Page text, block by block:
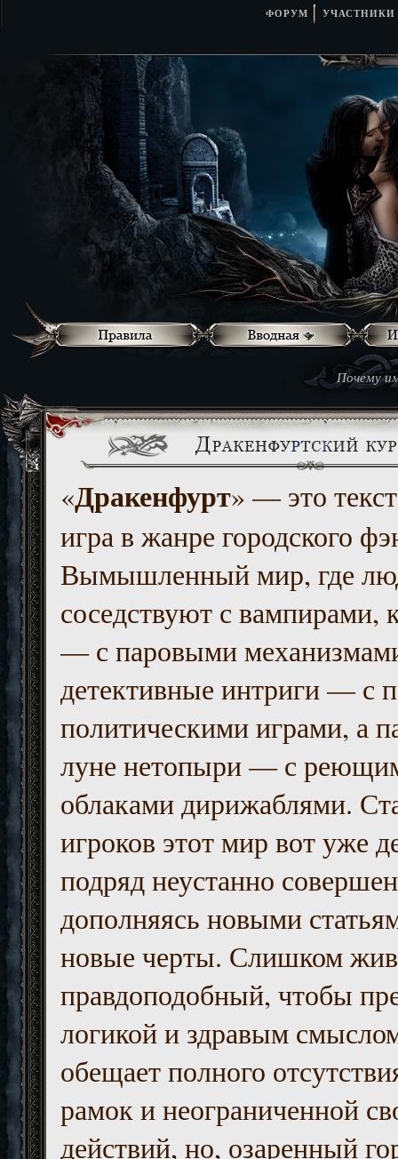
ФОРУМ УЧАСТНИКИ
Почему
«Дракенфурт» — это
игра в жанре городского
Вымышленный мир, где
соседствуют с вампирами,
— с паровыми
детективные интриги — с
политическими играми, а
луне нетопыри — с
облаками дирижаблями.
игроков этот мир вот уже
подряд неустанно
дополняясь новыми
новые черты. Слишком
правдоподобный, чтобы
логикой и здравым
обещает полного
рамок и неограниченной
действий, но, озаренный